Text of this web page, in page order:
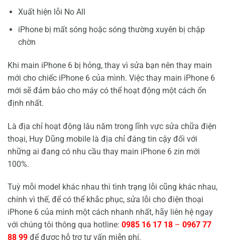
Xuất hiện lỗi No All
iPhone bị mất sóng hoặc sóng thường xuyên bị chập
chờn
Khi main iPhone 6 bị hỏng, thay vì sửa bạn nên thay main
mới cho chiếc iPhone 6 của mình. Việc thay main iPhone 6
mới sẽ đảm bảo cho máy có thể hoạt động một cách ổn
định nhất.
Là địa chỉ hoạt động lâu năm trong lĩnh vực sửa chữa điện
thoại, Huy Dũng mobile là địa chỉ đáng tin cậy đối với
những ai đang có nhu cầu thay main iPhone 6 zin mới
100%.
Tuỳ mỗi model khác nhau thì tình trạng lỗi cũng khác nhau,
chính vì thế, để có thể khắc phục, sửa lỗi cho điện thoại
iPhone 6 của mình một cách nhanh nhất, hãy liên hệ ngay
với chúng tôi thông qua hotline: 0985 16 17 18 – 0967 77
88 99 để được hỗ trợ tư vấn miễn phí.